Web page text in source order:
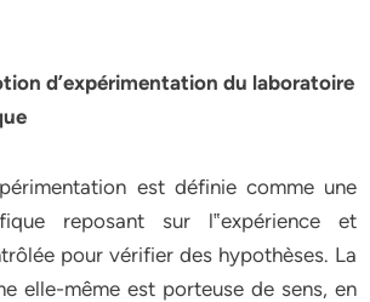
d’expérimentation du laboratoire
est définie comme une
reposant sur l‟expérience et
pour vérifier des hypothèses. La
elle-même est porteuse de sens, en